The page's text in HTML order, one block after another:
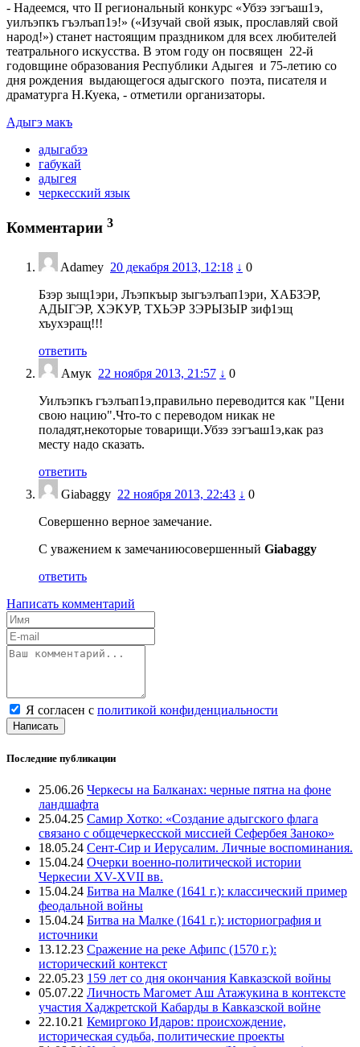
- Надеемся, что II региональный конкурс «Убзэ зэгъаш1э,
уилъэпкъ гъэлъап1э!» («Изучай свой язык, прославляй свой
народ!») станет настоящим праздником для всех любителей
театрального искусства. В этом году он посвящен 22-й
годовщине образования Республики Адыгея и 75-летию со
дня рождения выдающегося адыгского поэта, писателя и
драматурга Н.Куека, - отметили организаторы.
Адыгэ макъ
адыгабзэ
габукай
адыгея
черкесский язык
Комментарии 3
Adamey 20 декабря 2013, 12:18 ↓ 0
Бзэр зыщ1эри, Лъэпкъыр зыгъэлъап1эри, ХАБЗЭР,
АДЫГЭР, ХЭКУР, ТХЬЭР ЗЭРЫЗЫР зиф1эщ
хъухэращ!!!
ответить
Амук 22 ноября 2013, 21:57 ↓ 0
Уилъэпкъ гъэлъап1э,правильно переводится как "Цени
свою нацию".Что-то с переводом никак не
поладят,некоторые товарищи.Убзэ зэгъаш1э,как раз
месту надо сказать.
ответить
Giabaggy 22 ноября 2013, 22:43 ↓ 0
Совершенно верное замечание.
С уважением к замечаниюсовершенный Giabaggy
ответить
Написать комментарий
Я согласен с политикой конфиденциальности
Написать
Последние публикации
25.06.26 Черкесы на Балканах: черные пятна на фоне
ландшафта
25.04.25 Самир Хотко: «Создание адыгского флага
связано с общечеркесской миссией Сефербея Заноко»
18.05.24 Сент-Сир и Иерусалим. Личные воспоминания.
15.04.24 Очерки военно-политической истории
Черкесии XV-XVII вв.
15.04.24 Битва на Малке (1641 г.): классический пример
феодальной войны
15.04.24 Битва на Малке (1641 г.): историография и
источники
13.12.23 Сражение на реке Афипс (1570 г.):
исторический контекст
22.05.23 159 лет со дня окончания Кавказской войны
05.07.22 Личность Магомет Аш Атажукина в контексте
участия Хаджретской Кабарды в Кавказской войне
22.10.21 Кемиргоко Идаров: происхождение,
историческая судьба, политические проекты